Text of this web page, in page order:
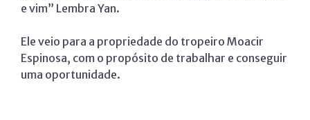
e vim” Lembra Yan.
Ele veio para a propriedade do tropeiro Moacir
Espinosa, com o propósito de trabalhar e conseguir
uma oportunidade.